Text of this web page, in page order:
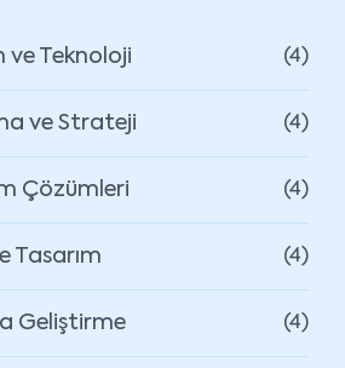
ve Teknoloji (4)
ve Strateji (4)
Çözümleri (4)
Tasarım (4)
Geliştirme (4)